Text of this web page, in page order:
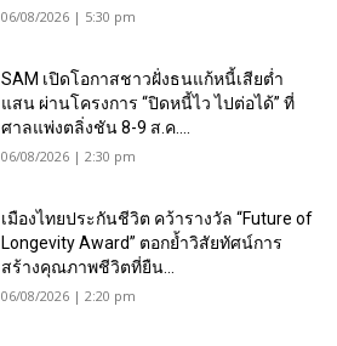
06/08/2026 | 5:30 pm
SAM เปิดโอกาสชาวฝั่งธนแก้หนี้เสียต่ำ
แสน ผ่านโครงการ “ปิดหนี้ไว ไปต่อได้” ที่
ศาลแพ่งตลิ่งชัน 8-9 ส.ค....
06/08/2026 | 2:30 pm
เมืองไทยประกันชีวิต คว้ารางวัล “Future of
Longevity Award” ตอกย้ำวิสัยทัศน์การ
สร้างคุณภาพชีวิตที่ยืน...
06/08/2026 | 2:20 pm